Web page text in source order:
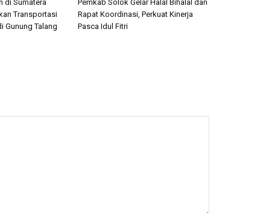
di Sumatera
Transportasi
Gunung Talang
Pemkab Solok Gelar Halal Bihalal dan
Rapat Koordinasi, Perkuat Kinerja
Pasca Idul Fitri